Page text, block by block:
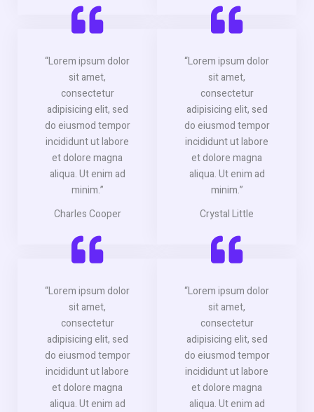
“Lorem ipsum dolor
sit amet,
consectetur
adipisicing elit, sed
do eiusmod tempor
incididunt ut labore
et dolore magna
aliqua. Ut enim ad
minim.”
Charles Cooper
“Lorem ipsum dolor
sit amet,
consectetur
adipisicing elit, sed
do eiusmod tempor
incididunt ut labore
et dolore magna
aliqua. Ut enim ad
minim.”
Crystal Little
“Lorem ipsum dolor
sit amet,
consectetur
adipisicing elit, sed
do eiusmod tempor
incididunt ut labore
et dolore magna
aliqua. Ut enim ad
“Lorem ipsum dolor
sit amet,
consectetur
adipisicing elit, sed
do eiusmod tempor
incididunt ut labore
et dolore magna
aliqua. Ut enim ad